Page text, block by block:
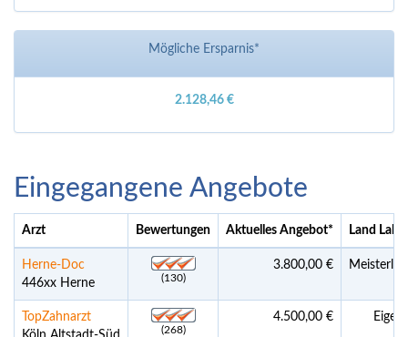
Mögliche Ersparnis*
2.128,46 €
Eingegangene Angebote
Arzt Bewertungen Aktuelles Angebot* Land
Herne-Doc
446xx Herne
(130)
3.800,00 €
TopZahnarzt
(268)
4.500,00 €